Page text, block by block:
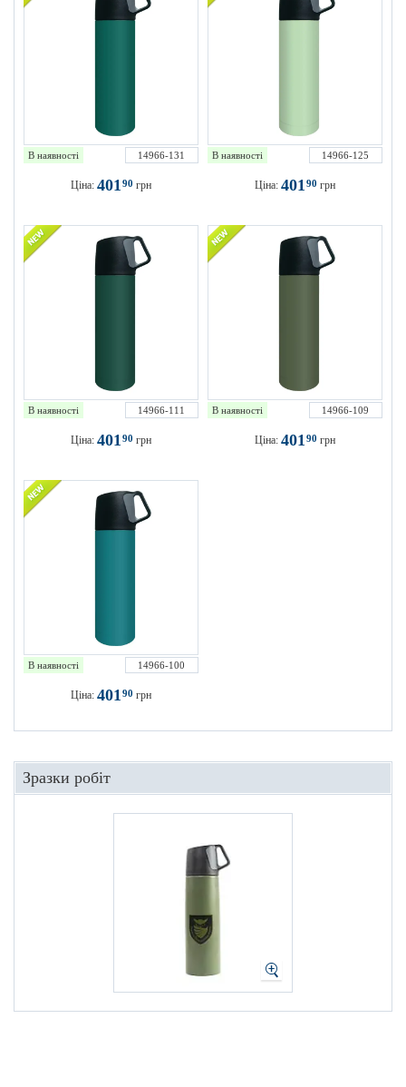
В наявності 14966-131
Ціна: 40190 грн
В наявності 14966-125
Ціна: 40190 грн
В наявності 14966-111
Ціна: 40190 грн
В наявності 14966-109
Ціна: 40190 грн
В наявності 14966-100
Ціна: 40190 грн
Зразки робіт